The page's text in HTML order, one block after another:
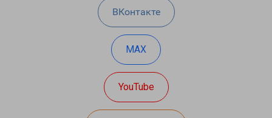
ВКонтакте
MAX
YouTube